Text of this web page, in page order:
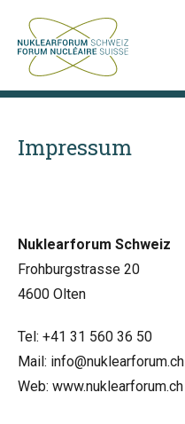
Impressum
Nuklearforum Schweiz
Frohburgstrasse 20
4600 Olten
Tel: +41 31 560 36 50
Mail: info@nuklearforum.ch
Web: www.nuklearforum.ch